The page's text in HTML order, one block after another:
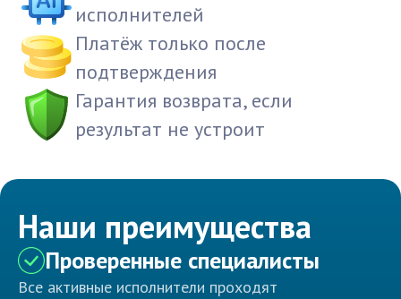
исполнителей
Платёж только после
подтверждения
Гарантия возврата, если
результат не устроит
Наши преимущества
Проверенные специалисты
Все активные исполнители проходят